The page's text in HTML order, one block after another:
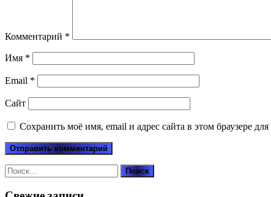
Комментарий *
Имя *
Email *
Сайт
Сохранить моё имя, email и адрес сайта в этом браузере
Найти: